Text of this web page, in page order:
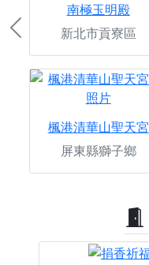
南極玉明殿
新北市貢寮區
楓港清華山聖天宮
屏東縣獅子鄉
Previous